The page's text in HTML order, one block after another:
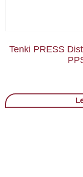
Tenki PRESS